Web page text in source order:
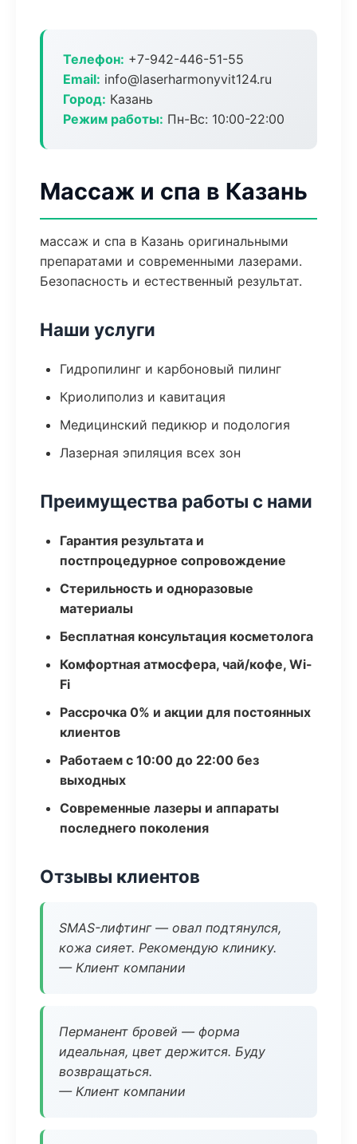
Телефон: +7-942-446-51-55
Email: info@laserharmonyvit124.ru
Город: Казань
Режим работы: Пн-Вс: 10:00-22:00
Массаж и спа в Казань
массаж и спа в Казань оригинальными
препаратами и современными лазерами.
Безопасность и естественный результат.
Наши услуги
Гидропилинг и карбоновый пилинг
Криолиполиз и кавитация
Медицинский педикюр и подология
Лазерная эпиляция всех зон
Преимущества работы с нами
Гарантия результата и
постпроцедурное сопровождение
Стерильность и одноразовые
материалы
Бесплатная консультация косметолога
Комфортная атмосфера, чай/кофе, Wi-
Fi
Рассрочка 0% и акции для постоянных
клиентов
Работаем с 10:00 до 22:00 без
выходных
Современные лазеры и аппараты
последнего поколения
Отзывы клиентов
SMAS-лифтинг — овал подтянулся,
кожа сияет. Рекомендую клинику.
— Клиент компании
Перманент бровей — форма
идеальная, цвет держится. Буду
возвращаться.
— Клиент компании